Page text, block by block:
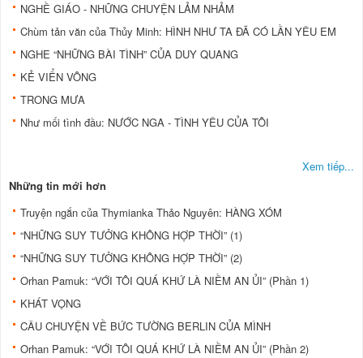
NGHỀ GIÁO - NHỮNG CHUYỆN LẢM NHẢM
Chùm tản văn của Thủy Minh: HÌNH NHƯ TA ĐÃ CÓ LẦN YÊU EM
NGHE “NHỮNG BÀI TÌNH” CỦA DUY QUANG
KẺ VIỂN VÔNG
TRONG MƯA
Như mối tình đầu: NƯỚC NGA - TÌNH YÊU CỦA TÔI
Xem tiếp...
Những tin mới hơn
Truyện ngắn của Thymianka Thảo Nguyên: HÀNG XÓM
“NHỮNG SUY TƯỞNG KHÔNG HỢP THỜI” (1)
“NHỮNG SUY TƯỞNG KHÔNG HỢP THỜI” (2)
Orhan Pamuk: “VỚI TÔI QUÁ KHỨ LÀ NIỀM AN ỦI” (Phần 1)
KHÁT VỌNG
CÂU CHUYỆN VỀ BỨC TƯỜNG BERLIN CỦA MÌNH
Orhan Pamuk: “VỚI TÔI QUÁ KHỨ LÀ NIỀM AN ỦI” (Phần 2)